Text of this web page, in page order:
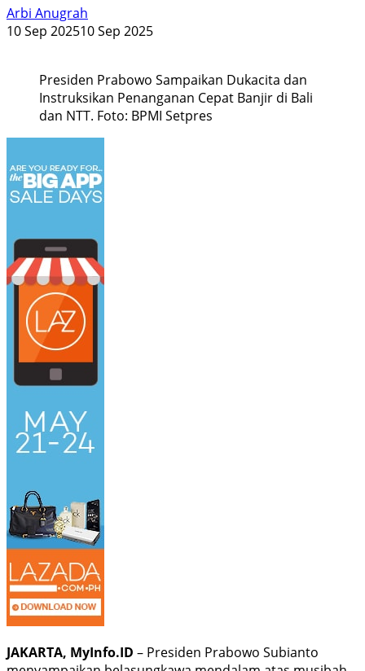
Arbi Anugrah
10 Sep 202510 Sep 2025
Presiden Prabowo Sampaikan Dukacita dan
Instruksikan Penanganan Cepat Banjir di Bali
dan NTT. Foto: BPMI Setpres
JAKARTA, MyInfo.ID – Presiden Prabowo Subianto